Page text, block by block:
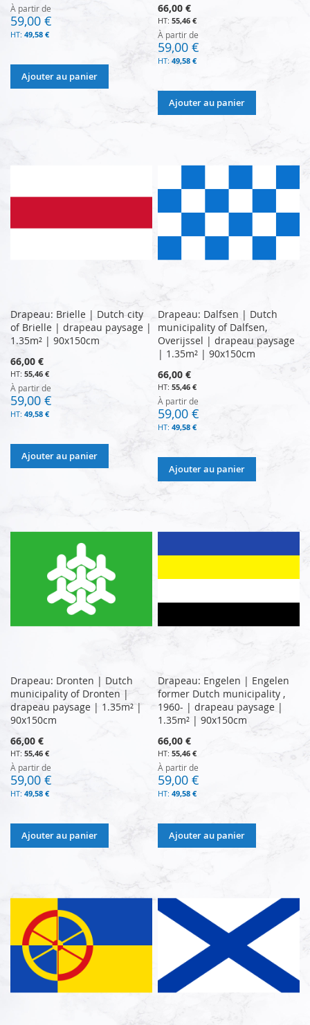
À partir de
59,00 €
49,58 €
Ajouter au panier
66,00 €
55,46 €
À partir de
59,00 €
49,58 €
Ajouter au panier
Drapeau: Brielle | Dutch city
of Brielle | drapeau paysage |
1.35m² | 90x150cm
66,00 €
55,46 €
À partir de
59,00 €
49,58 €
Ajouter au panier
Drapeau: Dalfsen | Dutch
municipality of Dalfsen,
Overijssel | drapeau paysage
| 1.35m² | 90x150cm
66,00 €
55,46 €
À partir de
59,00 €
49,58 €
Ajouter au panier
Drapeau: Dronten | Dutch
municipality of Dronten |
drapeau paysage | 1.35m² |
90x150cm
66,00 €
55,46 €
À partir de
59,00 €
49,58 €
Ajouter au panier
Drapeau: Engelen | Engelen
former Dutch municipality ,
1960- | drapeau paysage |
1.35m² | 90x150cm
66,00 €
55,46 €
À partir de
59,00 €
49,58 €
Ajouter au panier